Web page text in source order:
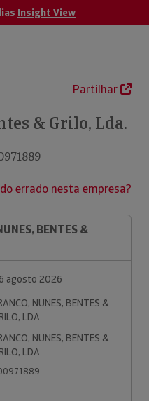
Insight View
Partilhar
& Grilo, Lda.
errado nesta empresa?
BENTES &
agosto 2026
NUNES, BENTES &
LDA.
NUNES, BENTES &
LDA.